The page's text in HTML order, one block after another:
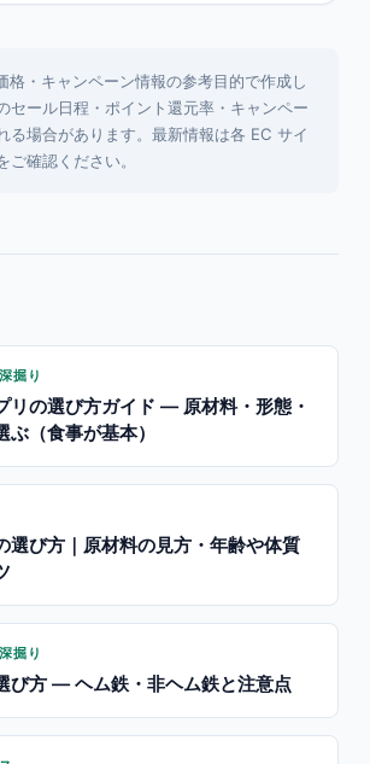
格・キャンペーン情報の参考目的で作成し
セール日程・ポイント還元率・キャンペー
る場合があります。最新情報は各 EC サイ
ご確認ください。
掘り
リの選び方ガイド — 原材料・形態・
（食事が基本）
選び方｜原材料の見方・年齢や体質
掘り
び方 — ヘム鉄・非ヘム鉄と注意点